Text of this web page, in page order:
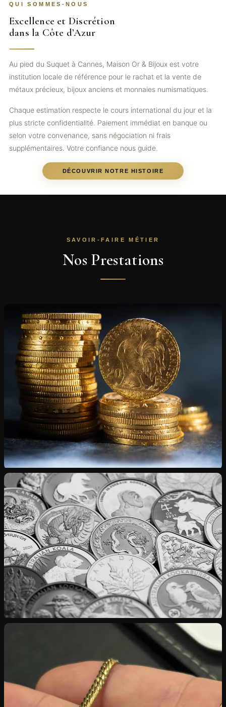
QUI SOMMES-NOUS
Excellence et Discrétion
dans la Côte d’Azur
Au pied du Suquet à Cannes, Maison Or & Bijoux est votre
institution locale de référence pour le rachat et la vente de
métaux précieux, bijoux anciens et monnaies numismatiques.
Chaque estimation respecte le cours international du jour et la
plus stricte confidentialité. Paiement immédiat en banque ou
selon votre convenance, sans négociation ni frais
supplémentaires. Votre confiance nous guide.
DÉCOUVRIR NOTRE HISTOIRE
SAVOIR-FAIRE MÉTIER
Nos Prestations
Rachat d’Or
Bijoux, pièces, lingots — cours international appliqué
Investissement, couverts, pièces rares en 925‰